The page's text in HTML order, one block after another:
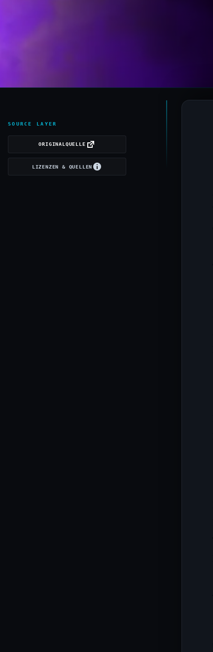
SOURCE LAYER
ORIGINALQUELLE
LIZENZEN & QUELLEN